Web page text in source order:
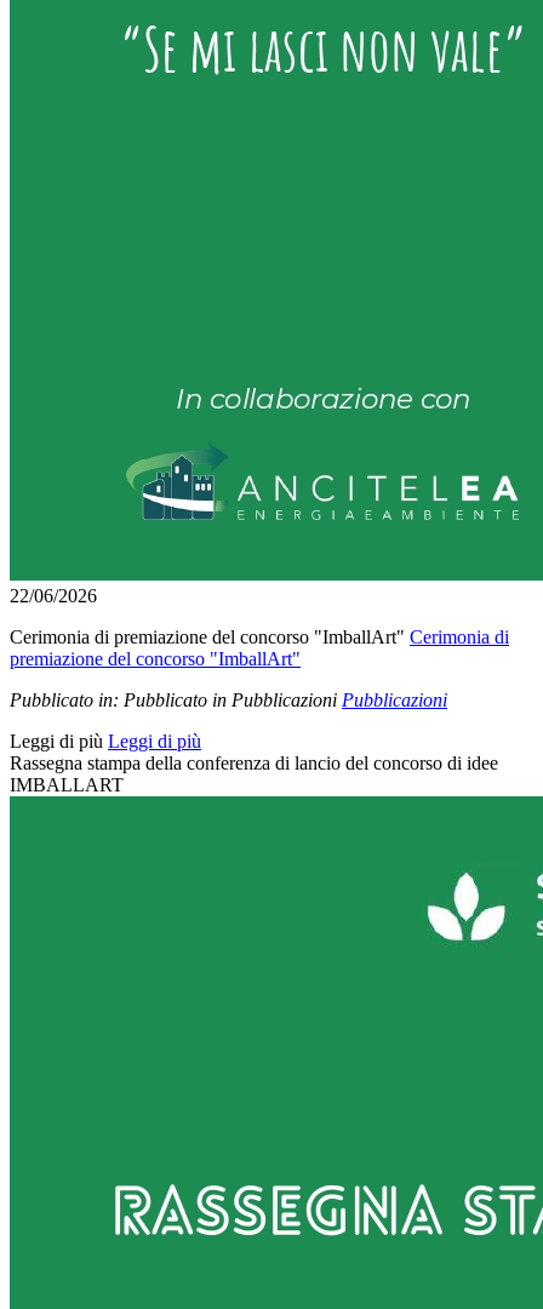
22/06/2026
Cerimonia di premiazione del concorso "ImballArt" Cerimonia di
premiazione del concorso "ImballArt"
Pubblicato in: Pubblicato in Pubblicazioni Pubblicazioni
Leggi di più Leggi di più
Rassegna stampa della conferenza di lancio del concorso di idee
IMBALLART